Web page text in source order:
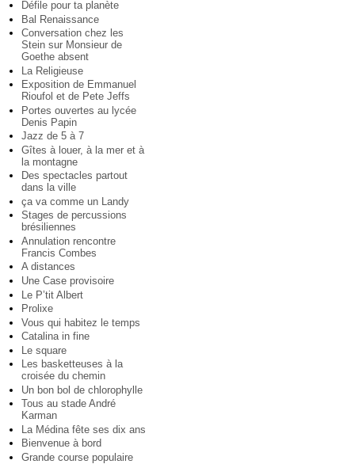
Défile pour ta planète
Bal Renaissance
Conversation chez les
Stein sur Monsieur de
Goethe absent
La Religieuse
Exposition de Emmanuel
Rioufol et de Pete Jeffs
Portes ouvertes au lycée
Denis Papin
Jazz de 5 à 7
Gîtes à louer, à la mer et à
la montagne
Des spectacles partout
dans la ville
ça va comme un Landy
Stages de percussions
brésiliennes
Annulation rencontre
Francis Combes
A distances
Une Case provisoire
Le P’tit Albert
Prolixe
Vous qui habitez le temps
Catalina in fine
Le square
Les basketteuses à la
croisée du chemin
Un bon bol de chlorophylle
Tous au stade André
Karman
La Médina fête ses dix ans
Bienvenue à bord
Grande course populaire